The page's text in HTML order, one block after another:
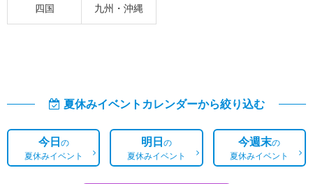
四国 九州・沖縄
夏休みイベントカレンダーから絞り込む
今日の
夏休みイベント
明日の
夏休みイベント
今週末の
夏休みイベント